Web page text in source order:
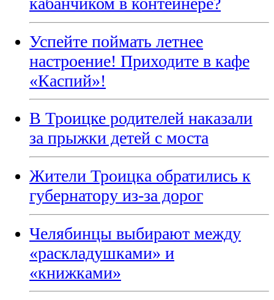
Успейте поймать летнее
настроение! Приходите в кафе
«Каспий»!
В Троицке родителей наказали
за прыжки детей с моста
Жители Троицка обратились к
губернатору из-за дорог
Челябинцы выбирают между
«раскладушками» и
«книжками»